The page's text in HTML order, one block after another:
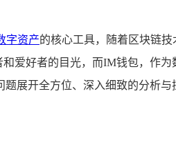
字资产的核心工具，随着区块链
爱好者的目光，而IM钱包，作
展开全方位、深入细致的分析